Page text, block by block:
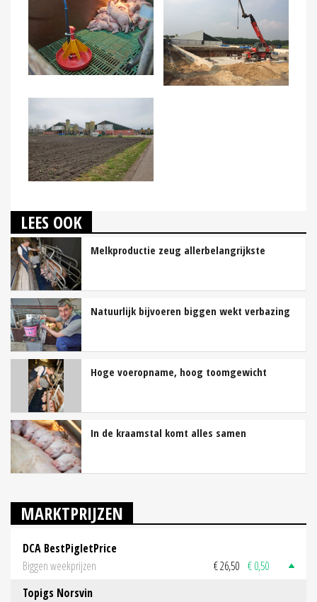
LEES OOK
Melkproductie zeug allerbelangrijkste
Natuurlijk bijvoeren biggen wekt verbazing
Hoge voeropname, hoog toomgewicht
In de kraamstal komt alles samen
MARKTPRIJZEN
DCA BestPigletPrice
Biggen weekprijzen
€ 26,50 € 0,50
Topigs Norsvin